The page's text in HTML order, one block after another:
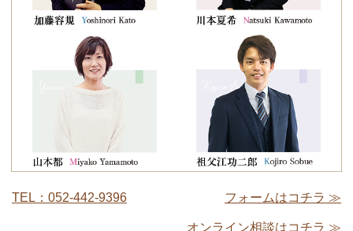
TEL：052-442-9396 フォームはコチラ ≫
オンライン相談はコチラ ≫